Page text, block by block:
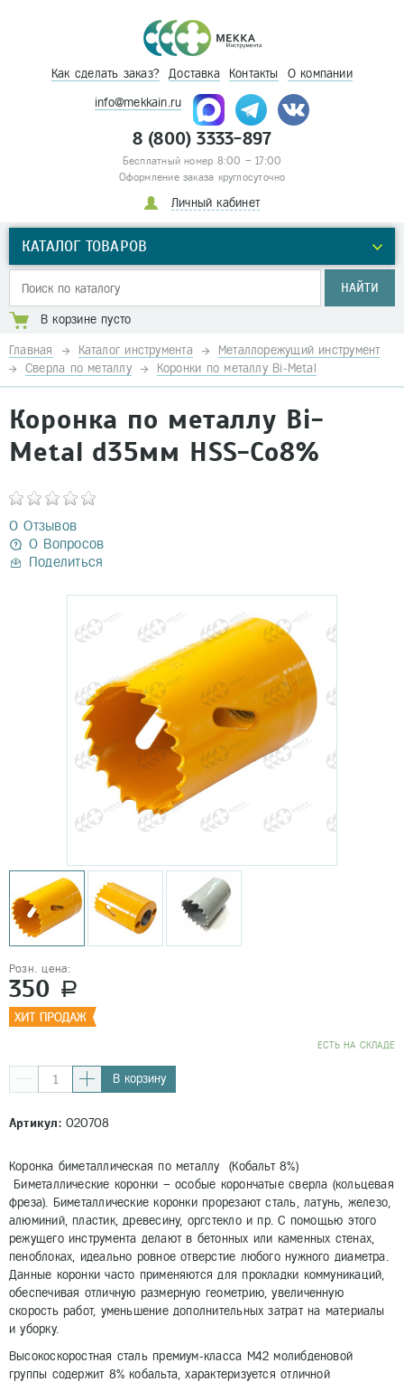
Как сделать заказ? Доставка Контакты О компании
info@mekkain.ru
8 (800) 3333-897
Бесплатный номер 8:00 – 17:00
Оформление заказа круглосуточно
Личный кабинет
КАТАЛОГ ТОВАРОВ
НАЙТИ
В корзине пусто
Главная Каталог инструмента
Металлорежущий инструмент
Сверла по металлу
Коронки по металлу Bi-Metal
Коронка по металлу Bi-
Metal d35мм HSS-Co8%
0 Отзывов
0 Вопросов
Поделиться
Розн. цена:
350 a
EСТЬ НА СКЛАДЕ
В корзину
Артикул:020708
Коронка биметаллическая по металлу (Кобальт 8%)
Биметаллические коронки – особые корончатые сверла (кольцевая
фреза). Биметаллические коронки прорезают сталь, латунь, железо,
алюминий, пластик, древесину, оргстекло и пр. С помощью этого
режущего инструмента делают в бетонных или каменных стенах,
пеноблоках, идеально ровное отверстие любого нужного диаметра.
Данные коронки часто применяются для прокладки коммуникаций,
обеспечивая отличную размерную геометрию, увеличенную
скорость работ, уменьшение дополнительных затрат на материалы
и уборку.
Высокоскоростная сталь премиум-класса М42 молибденовой
группы содержит 8% кобальта, характеризуется отличной